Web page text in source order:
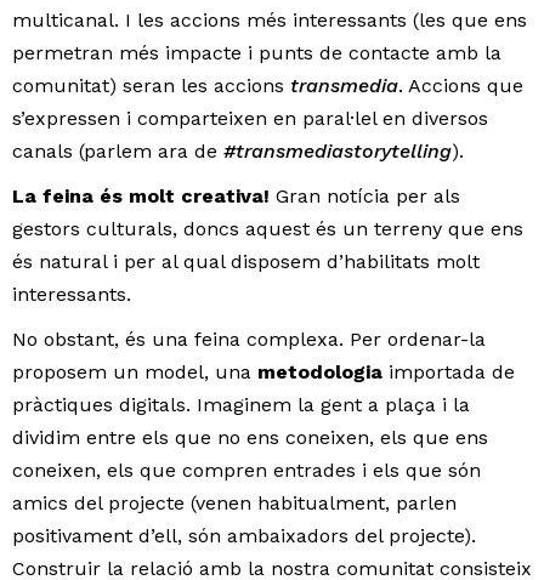
multicanal. I les accions més interessants (les que ens
permetran més impacte i punts de contacte amb la
comunitat) seran les accions transmedia. Accions que
s’expressen i comparteixen en paral·lel en diversos
canals (parlem ara de #transmediastorytelling).
La feina és molt creativa! Gran notícia per als
gestors culturals, doncs aquest és un terreny que ens
és natural i per al qual disposem d’habilitats molt
interessants.
No obstant, és una feina complexa. Per ordenar-la
proposem un model, una metodologia importada de
pràctiques digitals. Imaginem la gent a plaça i la
dividim entre els que no ens coneixen, els que ens
coneixen, els que compren entrades i els que són
amics del projecte (venen habitualment, parlen
positivament d’ell, són ambaixadors del projecte).
Construir la relació amb la nostra comunitat consisteix